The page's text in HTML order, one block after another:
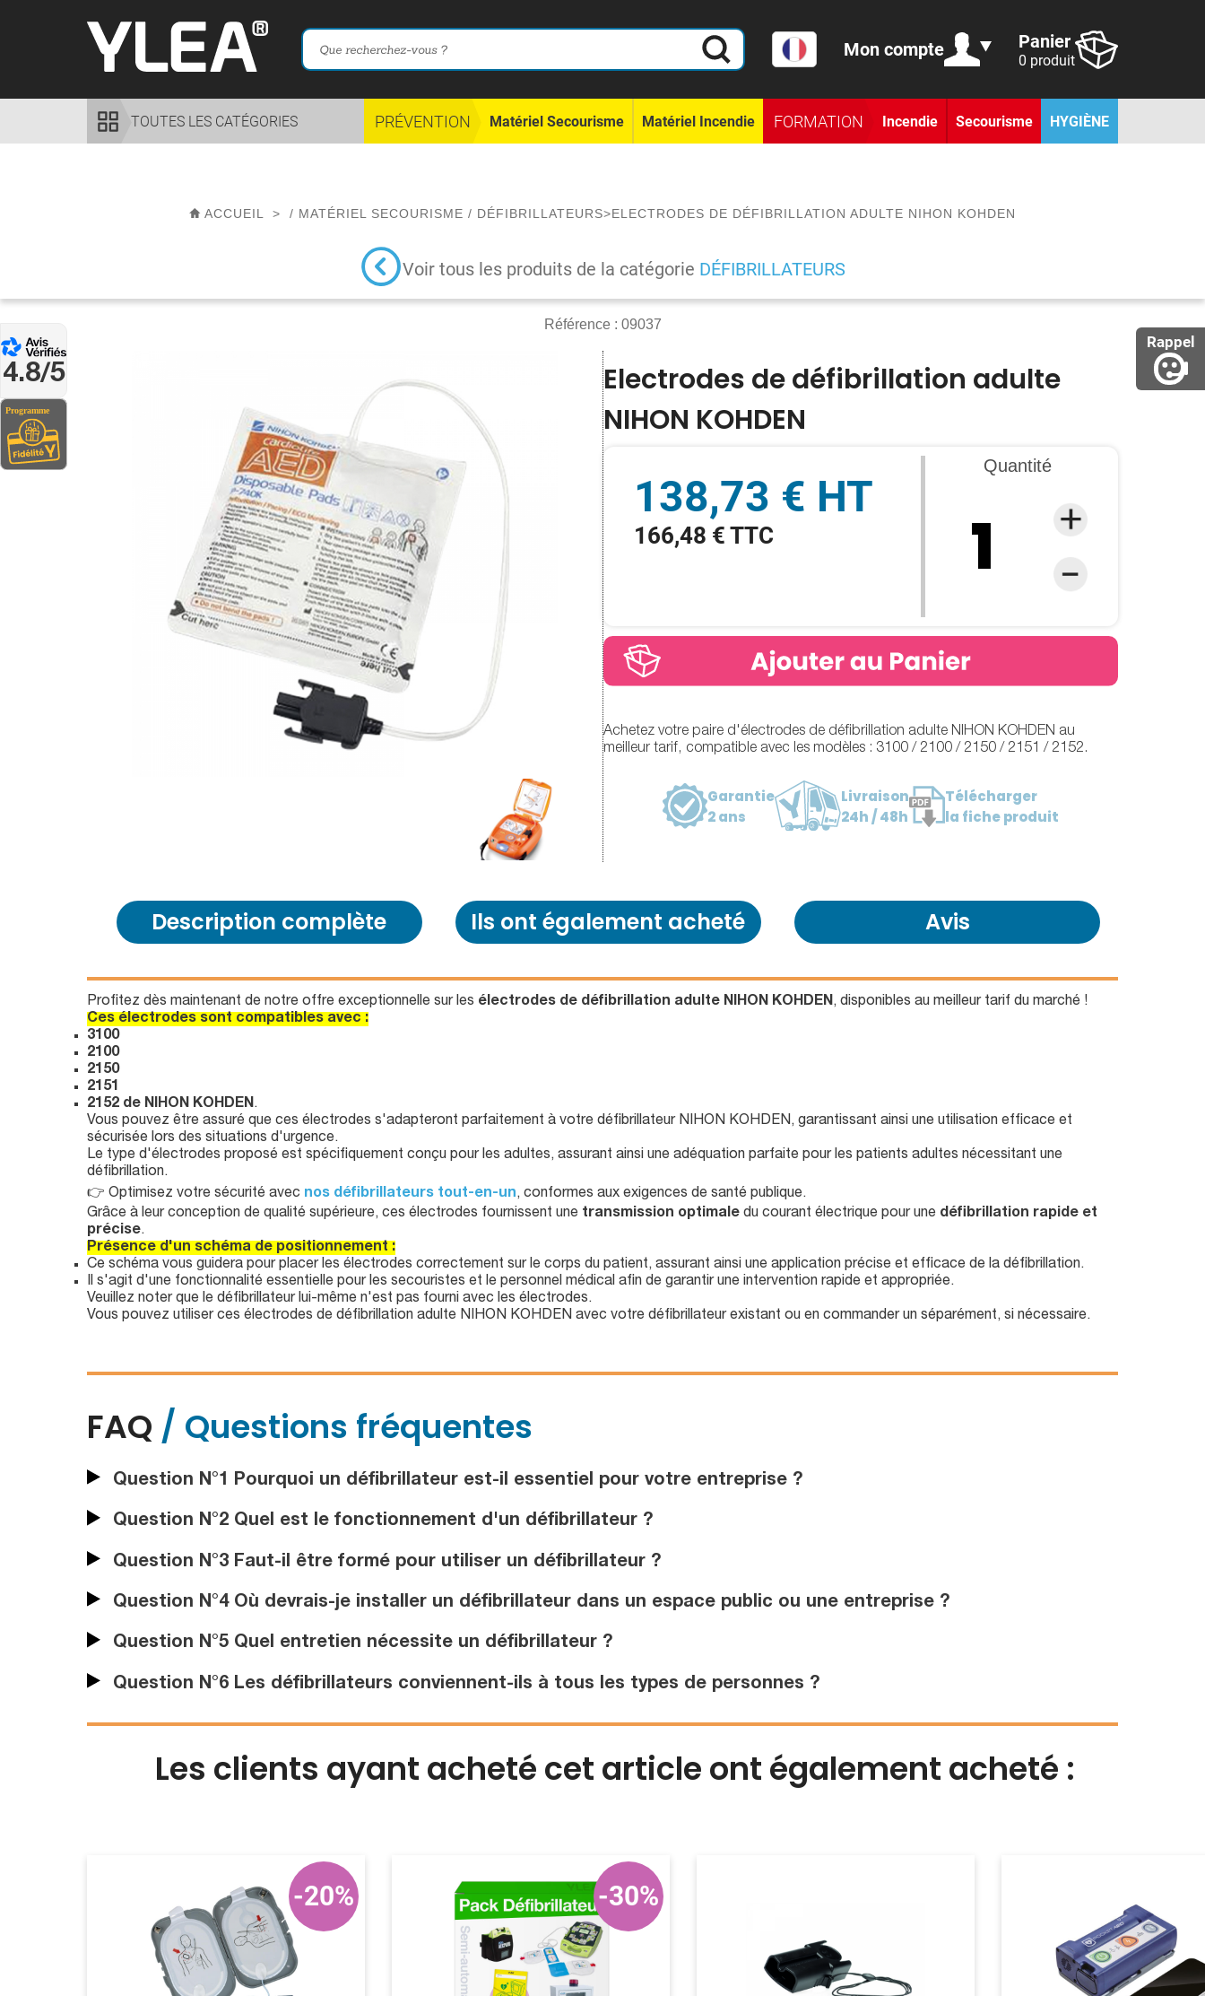
Rappel
4.8/5
Mon compte Panier
0 produit
TOUTES LES CATÉGORIES PRÉVENTION Matériel Secourisme Matériel Incendie FORMATION Incendie Secourisme HYGIÈNE
ACCUEIL > / MATÉRIEL SECOURISME / DÉFIBRILLATEURS>ELECTRODES DE DÉFIBRILLATION ADULTE NIHON KOHDEN
Voir tous les produits de la catégorie DÉFIBRILLATEURS
Référence : 09037
Electrodes de défibrillation adulte
NIHON KOHDEN
138,73 € HT
166,48 € TTC
Quantité
Achetez votre paire d'électrodes de défibrillation adulte NIHON KOHDEN au
meilleur tarif, compatible avec les modèles : 3100 / 2100 / 2150 / 2151 / 2152.
Garantie
2 ans
Livraison
24h / 48h
Télécharger
la fiche produit
Description complète Ils ont également acheté Avis
Profitez dès maintenant de notre offre exceptionnelle sur les électrodes de défibrillation adulte NIHON KOHDEN, disponibles au meilleur tarif du marché !
Ces électrodes sont compatibles avec :
3100
2100
2150
2151
2152 de NIHON KOHDEN.
Vous pouvez être assuré que ces électrodes s'adapteront parfaitement à votre défibrillateur NIHON KOHDEN, garantissant ainsi une utilisation efficace et
sécurisée lors des situations d'urgence.
Le type d'électrodes proposé est spécifiquement conçu pour les adultes, assurant ainsi une adéquation parfaite pour les patients adultes nécessitant une
défibrillation.
👉 Optimisez votre sécurité avec nos défibrillateurs tout-en-un, conformes aux exigences de santé publique.
Grâce à leur conception de qualité supérieure, ces électrodes fournissent une transmission optimale du courant électrique pour une défibrillation rapide et
précise.
Présence d'un schéma de positionnement :
Ce schéma vous guidera pour placer les électrodes correctement sur le corps du patient, assurant ainsi une application précise et efficace de la défibrillation.
Il s'agit d'une fonctionnalité essentielle pour les secouristes et le personnel médical afin de garantir une intervention rapide et appropriée.
Veuillez noter que le défibrillateur lui-même n'est pas fourni avec les électrodes.
Vous pouvez utiliser ces électrodes de défibrillation adulte NIHON KOHDEN avec votre défibrillateur existant ou en commander un séparément, si nécessaire.
FAQ / Questions fréquentes
Question N°1 Pourquoi un défibrillateur est-il essentiel pour votre entreprise ?
Question N°2 Quel est le fonctionnement d'un défibrillateur ?
Question N°3 Faut-il être formé pour utiliser un défibrillateur ?
Question N°4 Où devrais-je installer un défibrillateur dans un espace public ou une entreprise ?
Question N°5 Quel entretien nécessite un défibrillateur ?
Question N°6 Les défibrillateurs conviennent-ils à tous les types de personnes ?
Les clients ayant acheté cet article ont également acheté :
-20% -30%